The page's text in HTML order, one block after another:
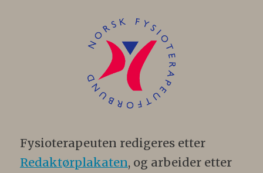
Fysioterapeuten redigeres etter
Redaktørplakaten, og arbeider etter